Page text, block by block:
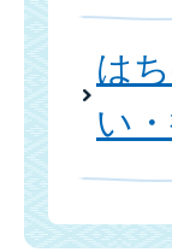
は
い